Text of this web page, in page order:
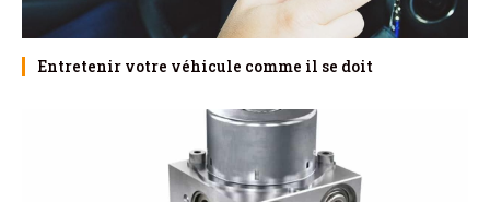
Entretenir votre véhicule comme il se doit